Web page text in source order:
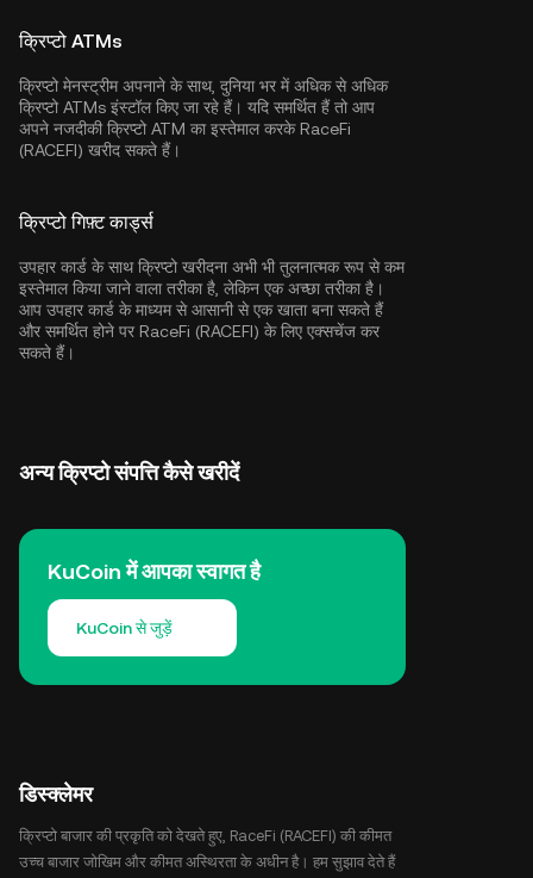
क्रिप्टो ATMs
क्रिप्टो मेनस्ट्रीम अपनाने के साथ, दुनिया भर में अधिक से अधिक
क्रिप्टो ATMs इंस्टॉल किए जा रहे हैं। यदि समर्थित हैं तो आप
अपने नजदीकी क्रिप्टो ATM का इस्तेमाल करके RaceFi
(RACEFI) खरीद सकते हैं।
क्रिप्टो गिफ़्ट कार्ड्स
उपहार कार्ड के साथ क्रिप्टो खरीदना अभी भी तुलनात्मक रूप से कम
इस्तेमाल किया जाने वाला तरीका है, लेकिन एक अच्छा तरीका है।
आप उपहार कार्ड के माध्यम से आसानी से एक खाता बना सकते हैं
और समर्थित होने पर RaceFi (RACEFI) के लिए एक्सचेंज कर
सकते हैं।
अन्य क्रिप्टो संपत्ति कैसे खरीदें
KuCoin में आपका स्वागत है
KuCoin से जुड़ें
डिस्क्लेमर
क्रिप्टो बाजार की प्रकृति को देखते हुए, RaceFi (RACEFI) की कीमत
उच्च बाजार जोखिम और कीमत अस्थिरता के अधीन है। हम सुझाव देते हैं